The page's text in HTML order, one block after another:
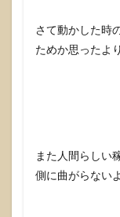
さて動かした時
ためか思ったよ
また人間らしい
側に曲がらない